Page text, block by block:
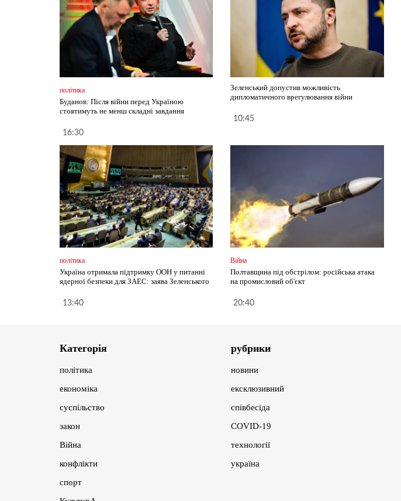
політика
Буданов: Після війни перед Україною
стоятимуть не менш складні завдання
16:30
Зеленський допустив можливість
дипломатичного врегулювання війни
10:45
політика
Україна отримала підтримку ООН у питанні
ядерної безпеки для ЗАЕС: заява Зеленського
13:40
Війна
Полтавщина під обстрілом: російська атака
на промисловий об'єкт
20:40
Категорія
політика
економіка
суспільство
закон
Війна
конфлікти
спорт
рубрики
новини
ексклюзивний
співбесіда
COVID-19
технології
україна